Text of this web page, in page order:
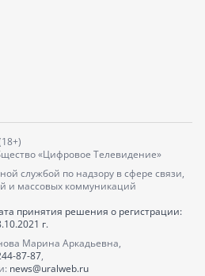
«Цифровое Телевидение»
службой по надзору в сфере связи,
и массовых коммуникаций
принятия решения о регистрации:
г.
Марина Аркадьевна,
87-87,
news@uralweb.ru